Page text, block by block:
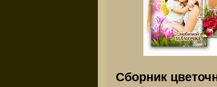
Сборник